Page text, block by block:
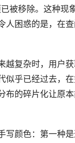
被移除。这种现
困惑的是，在
复杂时，用户
乎已经过去，
布的碎片化让原
颜色：第一种